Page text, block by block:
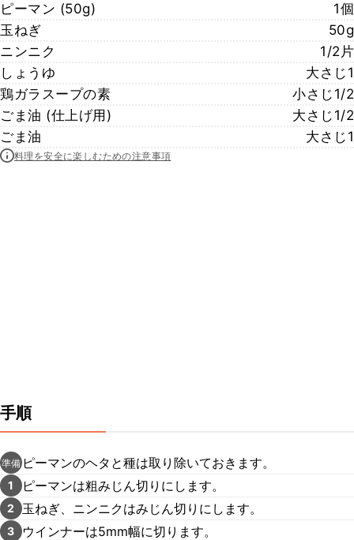
ピーマン (50g)
1個
玉ねぎ
50g
ニンニク
1/2片
しょうゆ
大さじ1
鶏ガラスープの素
小さじ1/2
ごま油 (仕上げ用)
大さじ1/2
ごま油
大さじ1
料理を安全に楽しむための注意事項
手順
準備 ピーマンのヘタと種は取り除いておきます。
1 ピーマンは粗みじん切りにします。
2 玉ねぎ、ニンニクはみじん切りにします。
3 ウインナーは5mm幅に切ります。